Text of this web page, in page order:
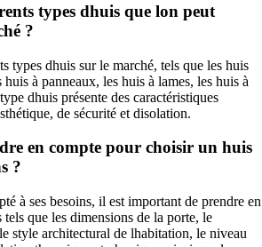
types dhuis que lon peut
?
types dhuis sur le marché, tels que les huis
à panneaux, les huis à lames, les huis à
dhuis présente des caractéristiques
de sécurité et disolation.
en compte pour choisir un huis
?
à ses besoins, il est important de prendre en
que les dimensions de la porte, le
style architectural de lhabitation, le niveau